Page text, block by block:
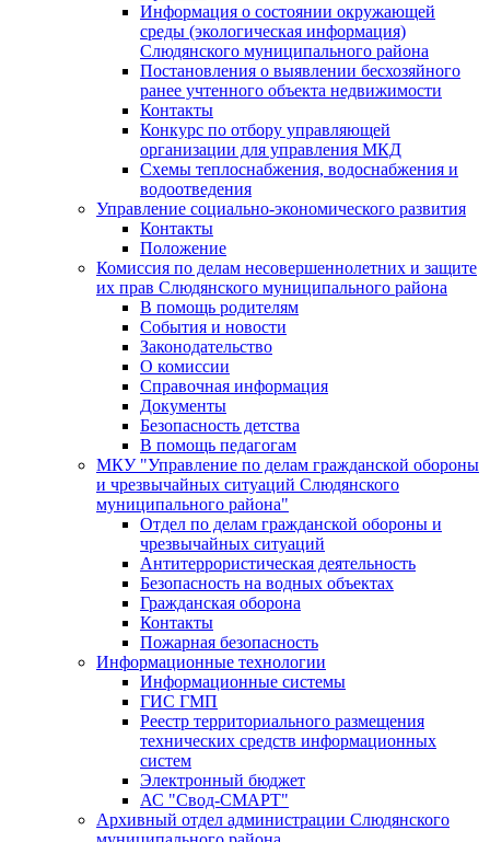
Информация о состоянии окружающей
среды (экологическая информация)
Слюдянского муниципального района
Постановления о выявлении бесхозяйного
ранее учтенного объекта недвижимости
Контакты
Конкурс по отбору управляющей
организации для управления МКД
Схемы теплоснабжения, водоснабжения и
водоотведения
Управление социально-экономического развития
Контакты
Положение
Комиссия по делам несовершеннолетних и защите
их прав Слюдянского муниципального района
В помощь родителям
События и новости
Законодательство
О комиссии
Справочная информация
Документы
Безопасность детства
В помощь педагогам
МКУ "Управление по делам гражданской обороны
и чрезвычайных ситуаций Слюдянского
муниципального района"
Отдел по делам гражданской обороны и
чрезвычайных ситуаций
Антитеррористическая деятельность
Безопасность на водных объектах
Гражданская оборона
Контакты
Пожарная безопасность
Информационные технологии
Информационные системы
ГИС ГМП
Реестр территориального размещения
технических средств информационных
систем
Электронный бюджет
АС "Свод-СМАРТ"
Архивный отдел администрации Слюдянского